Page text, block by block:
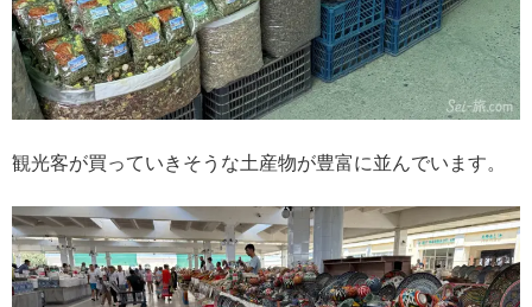
観光客が買っていきそうな土産物が豊富に並んでいます。